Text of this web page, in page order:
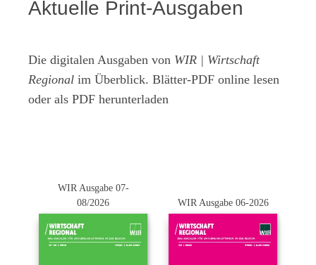
Aktuelle Print-Ausgaben
Die digitalen Ausgaben von WIR | Wirtschaft
Regional im Überblick. Blätter-PDF online lesen
oder als PDF herunterladen
WIR Ausgabe 07-
08/2026
WIR Ausgabe 06-2026